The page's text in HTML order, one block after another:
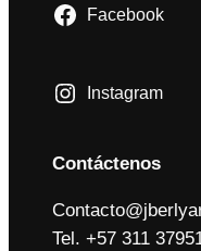
Facebook
Instagram
Contáctenos
Tel. +57 311